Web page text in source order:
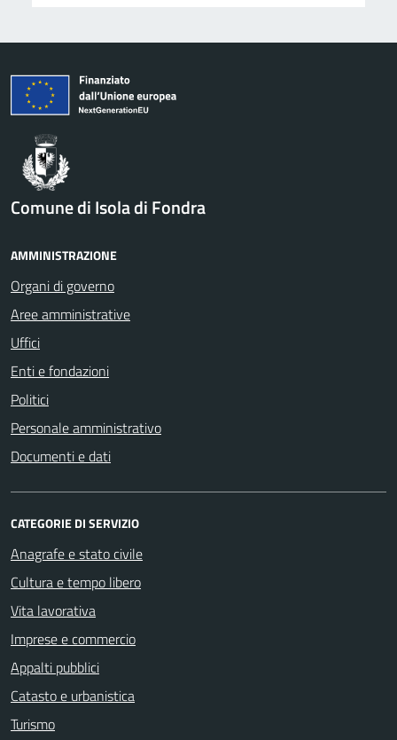
Comune di Isola di Fondra
AMMINISTRAZIONE
Organi di governo
Aree amministrative
Uffici
Enti e fondazioni
Politici
Personale amministrativo
Documenti e dati
CATEGORIE DI SERVIZIO
Anagrafe e stato civile
Cultura e tempo libero
Vita lavorativa
Imprese e commercio
Appalti pubblici
Catasto e urbanistica
Turismo